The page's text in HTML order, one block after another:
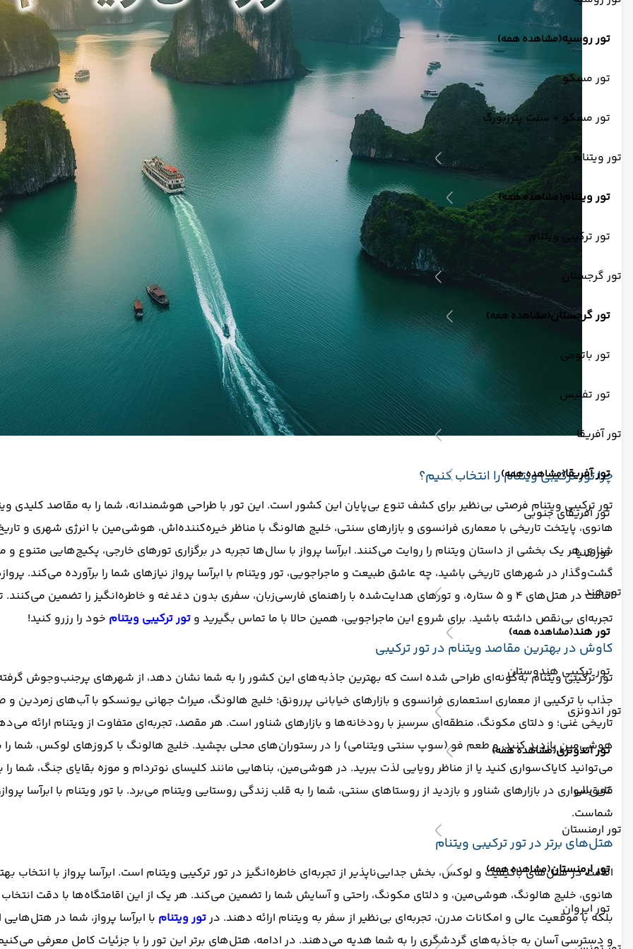
تور روسیه(مشاهده همه)
تور مسکو
تور مسکو + سنت پترزبورگ
تور ویتنام
تور ویتنام(مشاهده همه)
تور ترکیبی ویتنام
تور گرجستان
تور گرجستان(مشاهده همه)
تور باتومی
تور تفلیس
تور آفریقا
تور آفریقا(مشاهده همه)
تور آفریقای جنوبی
تور کنیا
تور هند
تور هند(مشاهده همه)
تور ترکیبی هندوستان
تور اندونزی
تور اندونزی(مشاهده همه)
تور بالی
تور ارمنستان
تور ارمنستان(مشاهده همه)
تور ایروان
چرا تور ترکیبی ویتنام را انتخاب کنیم؟
تور ترکیبی ویتنام فرصتی بی‌نظیر برای کشف تنوع بی‌پایان این کشور است. این تور با طراحی هوشمندانه، شما را به مقاصد کلیدی
هانوی، پایتخت تاریخی با معماری فرانسوی و بازارهای سنتی، خلیج هالونگ با مناظر خیره‌کننده‌اش، هوشی‌مین با انرژی شهری و
شناور، هر یک بخشی از داستان ویتنام را روایت می‌کنند. ابرآسا پرواز با سال‌ها تجربه در برگزاری تورهای خارجی، پکیج‌هایی
گشت‌وگذار در شهرهای تاریخی باشید، چه عاشق طبیعت و ماجراجویی، تور ویتنام با ابرآسا پرواز نیازهای شما را برآورده می‌کند.
تجربه‌ای بی‌نقص داشته باشید. برای شروع این ماجراجویی، همین حالا با ما تماس بگیرید و تور ترکیبی ویتنام خود را رزرو کنید!
کاوش در بهترین مقاصد ویتنام در تور ترکیبی
تور ترکیبی ویتنام به‌گونه‌ای طراحی شده است که بهترین جاذبه‌های این کشور را به شما نشان دهد، از شهرهای پرجنب‌وجوش
جذاب با ترکیبی از معماری استعماری فرانسوی و بازارهای خیابانی پررونق؛ خلیج هالونگ، میراث جهانی یونسکو با آب‌های
تاریخی غنی؛ و دلتای مکونگ، منطقه‌ای سرسبز با رودخانه‌ها و بازارهای شناور است. هر مقصد، تجربه‌ای متفاوت از ویتنام ارائه
هوشی‌مین بازدید کنید، و طعم فو (سوپ سنتی ویتنامی) را در رستوران‌های محلی بچشید. خلیج هالونگ با کروزهای لوکس، شما
می‌توانید کایاک‌سواری کنید یا از مناظر رویایی لذت ببرید. در هوشی‌مین، بناهایی مانند کلیسای نوتردام و موزه بقایای جنگ، شما
قایق‌سواری در بازارهای شناور و بازدید از روستاهای سنتی، شما را به قلب زندگی روستایی ویتنام می‌برد. با تور ویتنام با
شماست.
هتل‌های برتر در تور ترکیبی ویتنام
اقامت در هتل‌های باکیفیت و لوکس، بخش جدایی‌ناپذیر از تجربه‌ای خاطره‌انگیز در تور ترکیبی ویتنام است. ابرآسا پرواز با انتخاب
هانوی، خلیج هالونگ، هوشی‌مین، و دلتای مکونگ، راحتی و آسایش شما را تضمین می‌کند. هر یک از این اقامتگاه‌ها با دقت انتخاب
بلکه با موقعیت عالی و امکانات مدرن، تجربه‌ای بی‌نظیر از سفر به ویتنام ارائه دهند. درتور ویتنام با ابرآسا پرواز، شما در
و دسترسی آسان به جاذبه‌های گردشگری را به شما هدیه می‌دهند. در ادامه، هتل‌های برتر این تور را با جزئیات کامل معرفی می‌کنیم